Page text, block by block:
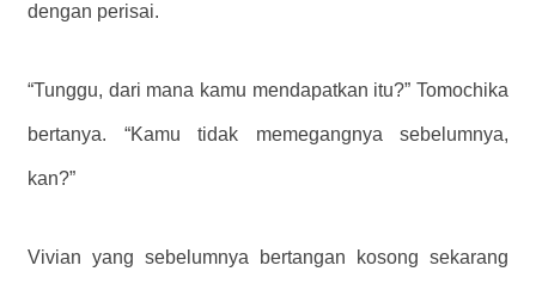
dengan perisai.
“Tunggu, dari mana kamu mendapatkan itu?” Tomochika
bertanya. “Kamu tidak memegangnya sebelumnya,
kan?”
Vivian yang sebelumnya bertangan kosong sekarang